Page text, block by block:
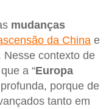
mudanças
da China e
Nesse contexto de
a “Europa
porque de
tanto em